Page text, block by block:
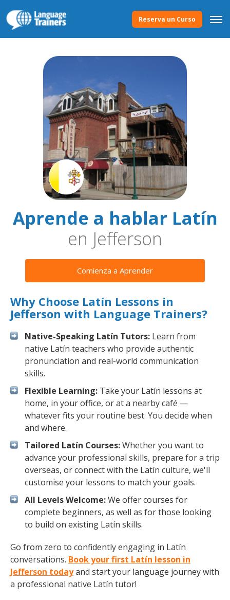
Reserva un Curso
Aprende a hablar Latín
en Jefferson
Comienza a Aprender
Why Choose Latín Lessons in
Jefferson with Language Trainers?
Native-Speaking Latín Tutors: Learn from
native Latín teachers who provide authentic
pronunciation and real-world communication
skills.
Flexible Learning: Take your Latín lessons at
home, in your office, or at a nearby café —
whatever fits your routine best. You decide when
and where.
Tailored Latín Courses:Whether you want to
advance your professional skills, prepare for a trip
overseas, or connect with the Latín culture, we'll
customise your lessons to match your goals.
All Levels Welcome:We offer courses for
complete beginners, as well as for those looking
to build on existing Latín skills.
Go from zero to confidently engaging in Latín
conversations. Book your first Latín lesson in
Jefferson todayand start your language journey with
a professional native Latín tutor!